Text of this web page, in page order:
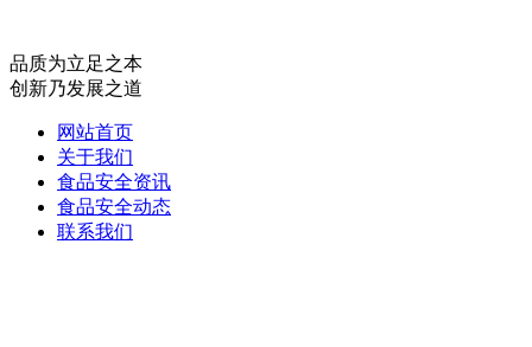
品质为立足之本
创新乃发展之道
网站首页
关于我们
食品安全资讯
食品安全动态
联系我们